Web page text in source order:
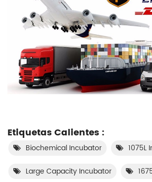
Etiquetas Calientes :
Biochemical Incubator 1075L
Large Capacity Incubator